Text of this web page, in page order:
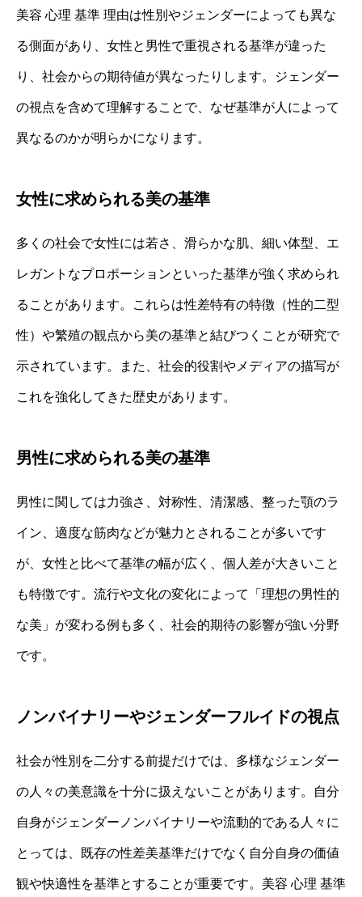
美容 心理 基準 理由は性別やジェンダーによっても異な
る側面があり、女性と男性で重視される基準が違った
り、社会からの期待値が異なったりします。ジェンダー
の視点を含めて理解することで、なぜ基準が人によって
異なるのかが明らかになります。
女性に求められる美の基準
多くの社会で女性には若さ、滑らかな肌、細い体型、エ
レガントなプロポーションといった基準が強く求められ
ることがあります。これらは性差特有の特徴（性的二型
性）や繁殖の観点から美の基準と結びつくことが研究で
示されています。また、社会的役割やメディアの描写が
これを強化してきた歴史があります。
男性に求められる美の基準
男性に関しては力強さ、対称性、清潔感、整った顎のラ
イン、適度な筋肉などが魅力とされることが多いです
が、女性と比べて基準の幅が広く、個人差が大きいこと
も特徴です。流行や文化の変化によって「理想の男性的
な美」が変わる例も多く、社会的期待の影響が強い分野
です。
ノンバイナリーやジェンダーフルイドの視点
社会が性別を二分する前提だけでは、多様なジェンダー
の人々の美意識を十分に扱えないことがあります。自分
自身がジェンダーノンバイナリーや流動的である人々に
とっては、既存の性差美基準だけでなく自分自身の価値
観や快適性を基準とすることが重要です。美容 心理 基準